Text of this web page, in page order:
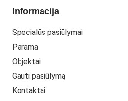
Informacija
Specialūs pasiūlymai
Parama
Objektai
Gauti pasiūlymą
Kontaktai